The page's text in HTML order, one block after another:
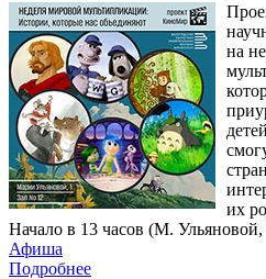
на
их
Начало в 13 часов (М.
Афиша
Подробнее